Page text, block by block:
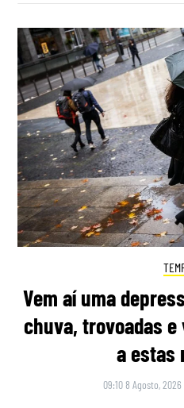
Vem aí uma
chuva, trovoadas
a estas
09:10 8 Agosto, 2026